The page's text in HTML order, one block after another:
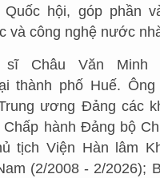
Quốc hội, góp phần
và công nghệ nước
Châu Văn Minh
thành phố Huế.
ương Đảng các
hành Đảng bộ
tịch Viện Hàn lâm
(2/2008 - 2/2026);